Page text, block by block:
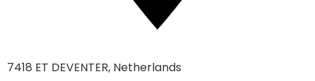
7418 ET DEVENTER, Netherlands